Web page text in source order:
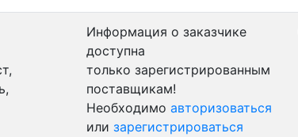
Информация о заказчике
доступна
только зарегистрированным
поставщикам!
Необходимо авторизоваться
или зарегистрироваться